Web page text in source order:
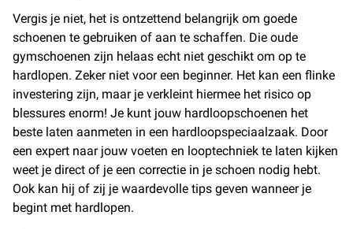
Vergis je niet, het is ontzettend belangrijk om goede
schoenen te gebruiken of aan te schaffen. Die oude
gymschoenen zijn helaas echt niet geschikt om op te
hardlopen. Zeker niet voor een beginner. Het kan een flinke
investering zijn, maar je verkleint hiermee het risico op
blessures enorm! Je kunt jouw hardloopschoenen het
beste laten aanmeten in een hardloopspeciaalzaak. Door
een expert naar jouw voeten en looptechniek te laten kijken
weet je direct of je een correctie in je schoen nodig hebt.
Ook kan hij of zij je waardevolle tips geven wanneer je
begint met hardlopen.